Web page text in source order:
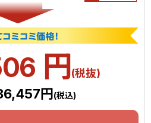
円(税抜)
円 (税込)